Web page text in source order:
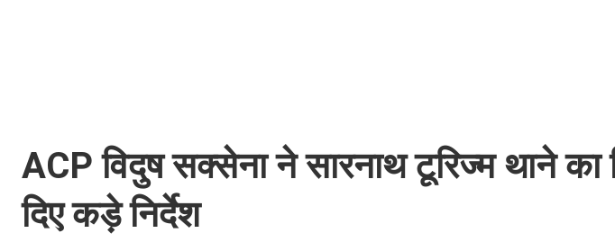
ACP विदुष सक्सेना ने सारनाथ टूरिज्म थाने का
दिए कड़े निर्देश